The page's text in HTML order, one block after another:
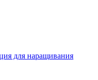
для наращивания